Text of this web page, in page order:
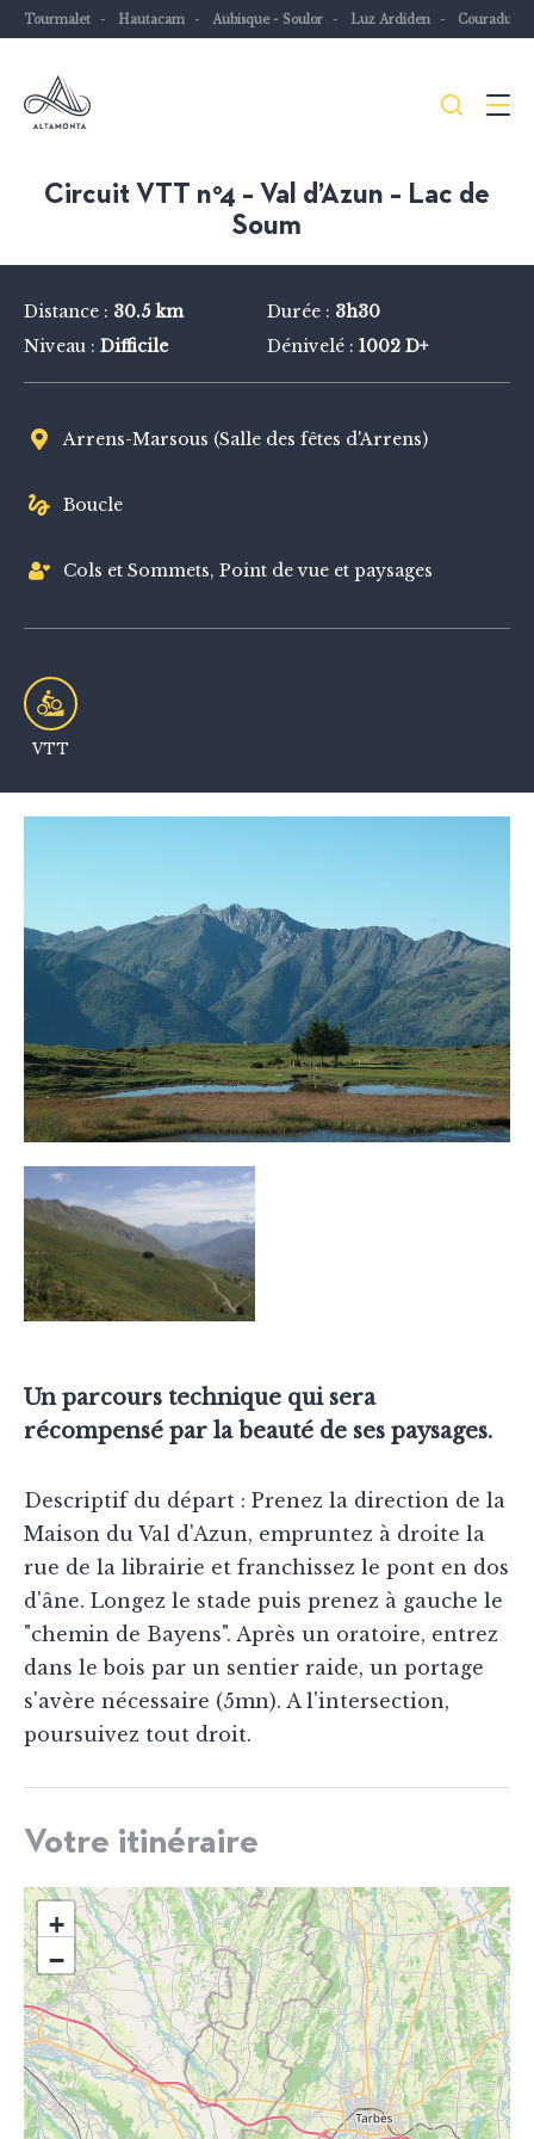
Tourmalet Hautacam Aubisque - Soulor Luz Ardiden
Les
vélo
ou
à
Menu
Circuit VTT n°4 – Val d’Azun – Lac de
Soum
Distance : 30.5 km Durée : 3h30
Niveau : Difficile Dénivelé : 1002 D+
Arrens-Marsous (Salle des fêtes d'Arrens)
Boucle
Cols et Sommets, Point de vue et paysages
VTT
Un parcours technique qui sera
récompensé par la beauté de ses paysages.
Descriptif du départ : Prenez la direction de la
Maison du Val d'Azun, empruntez à droite la
rue de la librairie et franchissez le pont en dos
d'âne. Longez le stade puis prenez à gauche le
"chemin de Bayens". Après un oratoire, entrez
dans le bois par un sentier raide, un portage
s'avère nécessaire (5mn). A l'intersection,
poursuivez tout droit.
Votre itinéraire
+
−